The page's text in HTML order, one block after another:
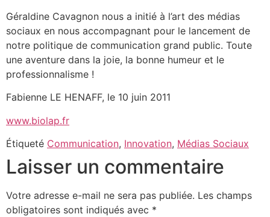
Géraldine Cavagnon nous a initié à l’art des médias
sociaux en nous accompagnant pour le lancement de
notre politique de communication grand public. Toute
une aventure dans la joie, la bonne humeur et le
professionnalisme !
Fabienne LE HENAFF, le 10 juin 2011
www.biolap.fr
Étiqueté Communication, Innovation, Médias Sociaux
Laisser un commentaire
Votre adresse e-mail ne sera pas publiée. Les champs
obligatoires sont indiqués avec *